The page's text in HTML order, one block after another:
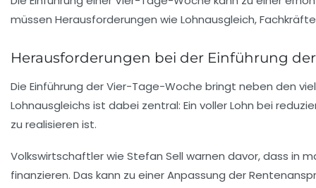
müssen Herausforderungen wie Lohnausgleich,
Herausforderungen bei der Einführung
Die Einführung der Vier-Tage-Woche bringt neben den
Lohnausgleichs ist dabei zentral: Ein voller Lohn bei
zu realisieren ist.
Volkswirtschaftler wie Stefan Sell warnen davor, dass in
finanzieren. Das kann zu einer Anpassung der